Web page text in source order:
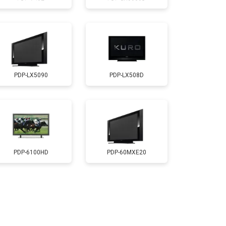
5200 ₽ Заказать
3100 ₽
3700 ₽ Заказать
5500 ₽ Заказать
3900 ₽
PDP-LX5090 PDP-LX508D
PDP-6100HD PDP-60MXE20